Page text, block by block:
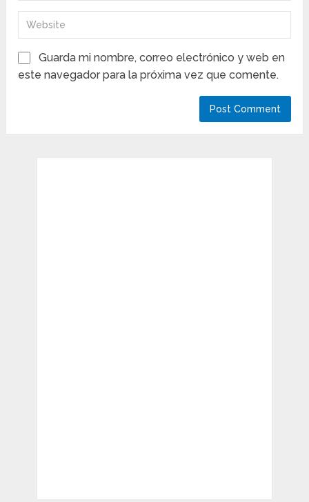
Guarda mi nombre, correo electrónico y web en
este navegador para la próxima vez que comente.